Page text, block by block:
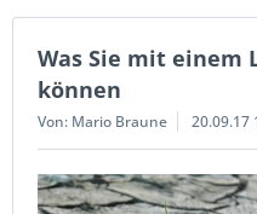
Was Sie mit einem
können
Von: Mario Braune 20.09.17